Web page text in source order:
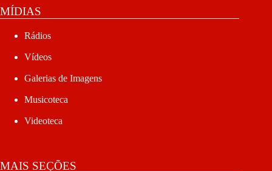
MÍDIAS
Rádios
Vídeos
Galerias de Imagens
Musicoteca
Videoteca
MAIS SEÇÕES